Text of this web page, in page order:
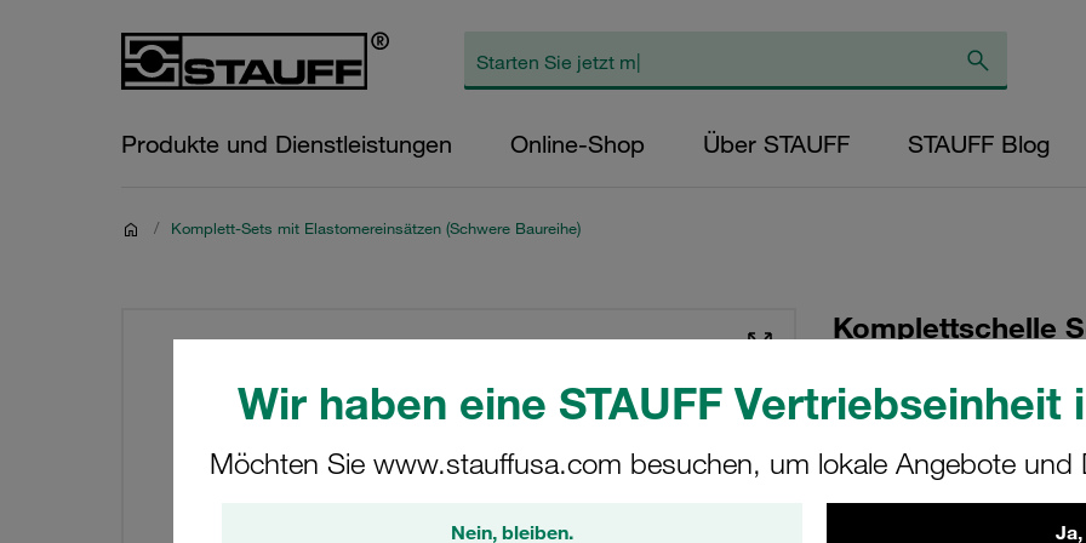
Wir haben eine STAUFF Vertriebseinheit
Möchten Sie www.stauffusa.com besuchen, um lokale Angebote und
Nein, bleiben.
Produkte und Dienstleistungen Online-Shop Über STAUFF STAUFF Blog
/ Komplett-Sets mit Elastomereinsätzen (Schwere Baureihe)
Komplettschelle
Ø50mm
Anschweißpl.
SPAL-6050-PA-R-
STAUFF Materialnr.